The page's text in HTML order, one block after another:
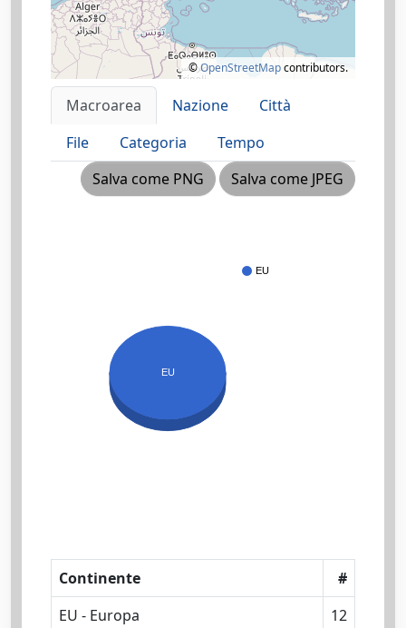
©OpenStreetMapcontributors.
Macroarea Nazione
Città
File
Categoria
Tempo
Salva come PNG
Salva come JPEG
EU
EU
Continente
#
EU - Europa
12